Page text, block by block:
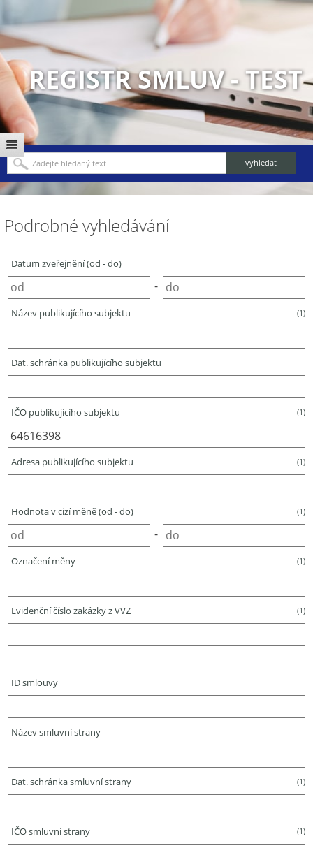
REGISTR SMLUV - TEST
Podrobné vyhledávání
Datum zveřejnění (od - do)
-
Název publikujícího subjektu (1)
Dat. schránka publikujícího subjektu
IČO publikujícího subjektu (1)
Adresa publikujícího subjektu (1)
Hodnota v cizí měně (od - do) (1)
-
Označení měny (1)
Evidenční číslo zakázky z VVZ (1)
ID smlouvy
Název smluvní strany
Dat. schránka smluvní strany (1)
IČO smluvní strany (1)